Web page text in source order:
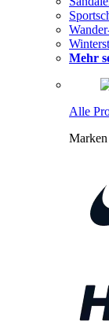
Mehr
Alle
Marken